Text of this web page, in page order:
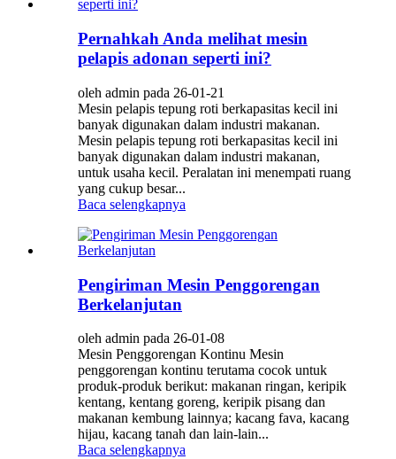
Pernahkah Anda melihat mesin
pelapis adonan seperti ini?
oleh admin pada 26-01-21
Mesin pelapis tepung roti berkapasitas kecil ini
banyak digunakan dalam industri makanan.
Mesin pelapis tepung roti berkapasitas kecil ini
banyak digunakan dalam industri makanan,
untuk usaha kecil. Peralatan ini menempati ruang
yang cukup besar...
Baca selengkapnya
Pengiriman Mesin Penggorengan
Berkelanjutan
oleh admin pada 26-01-08
Mesin Penggorengan Kontinu Mesin
penggorengan kontinu terutama cocok untuk
produk-produk berikut: makanan ringan, keripik
kentang, kentang goreng, keripik pisang dan
makanan kembung lainnya; kacang fava, kacang
hijau, kacang tanah dan lain-lain...
Baca selengkapnya